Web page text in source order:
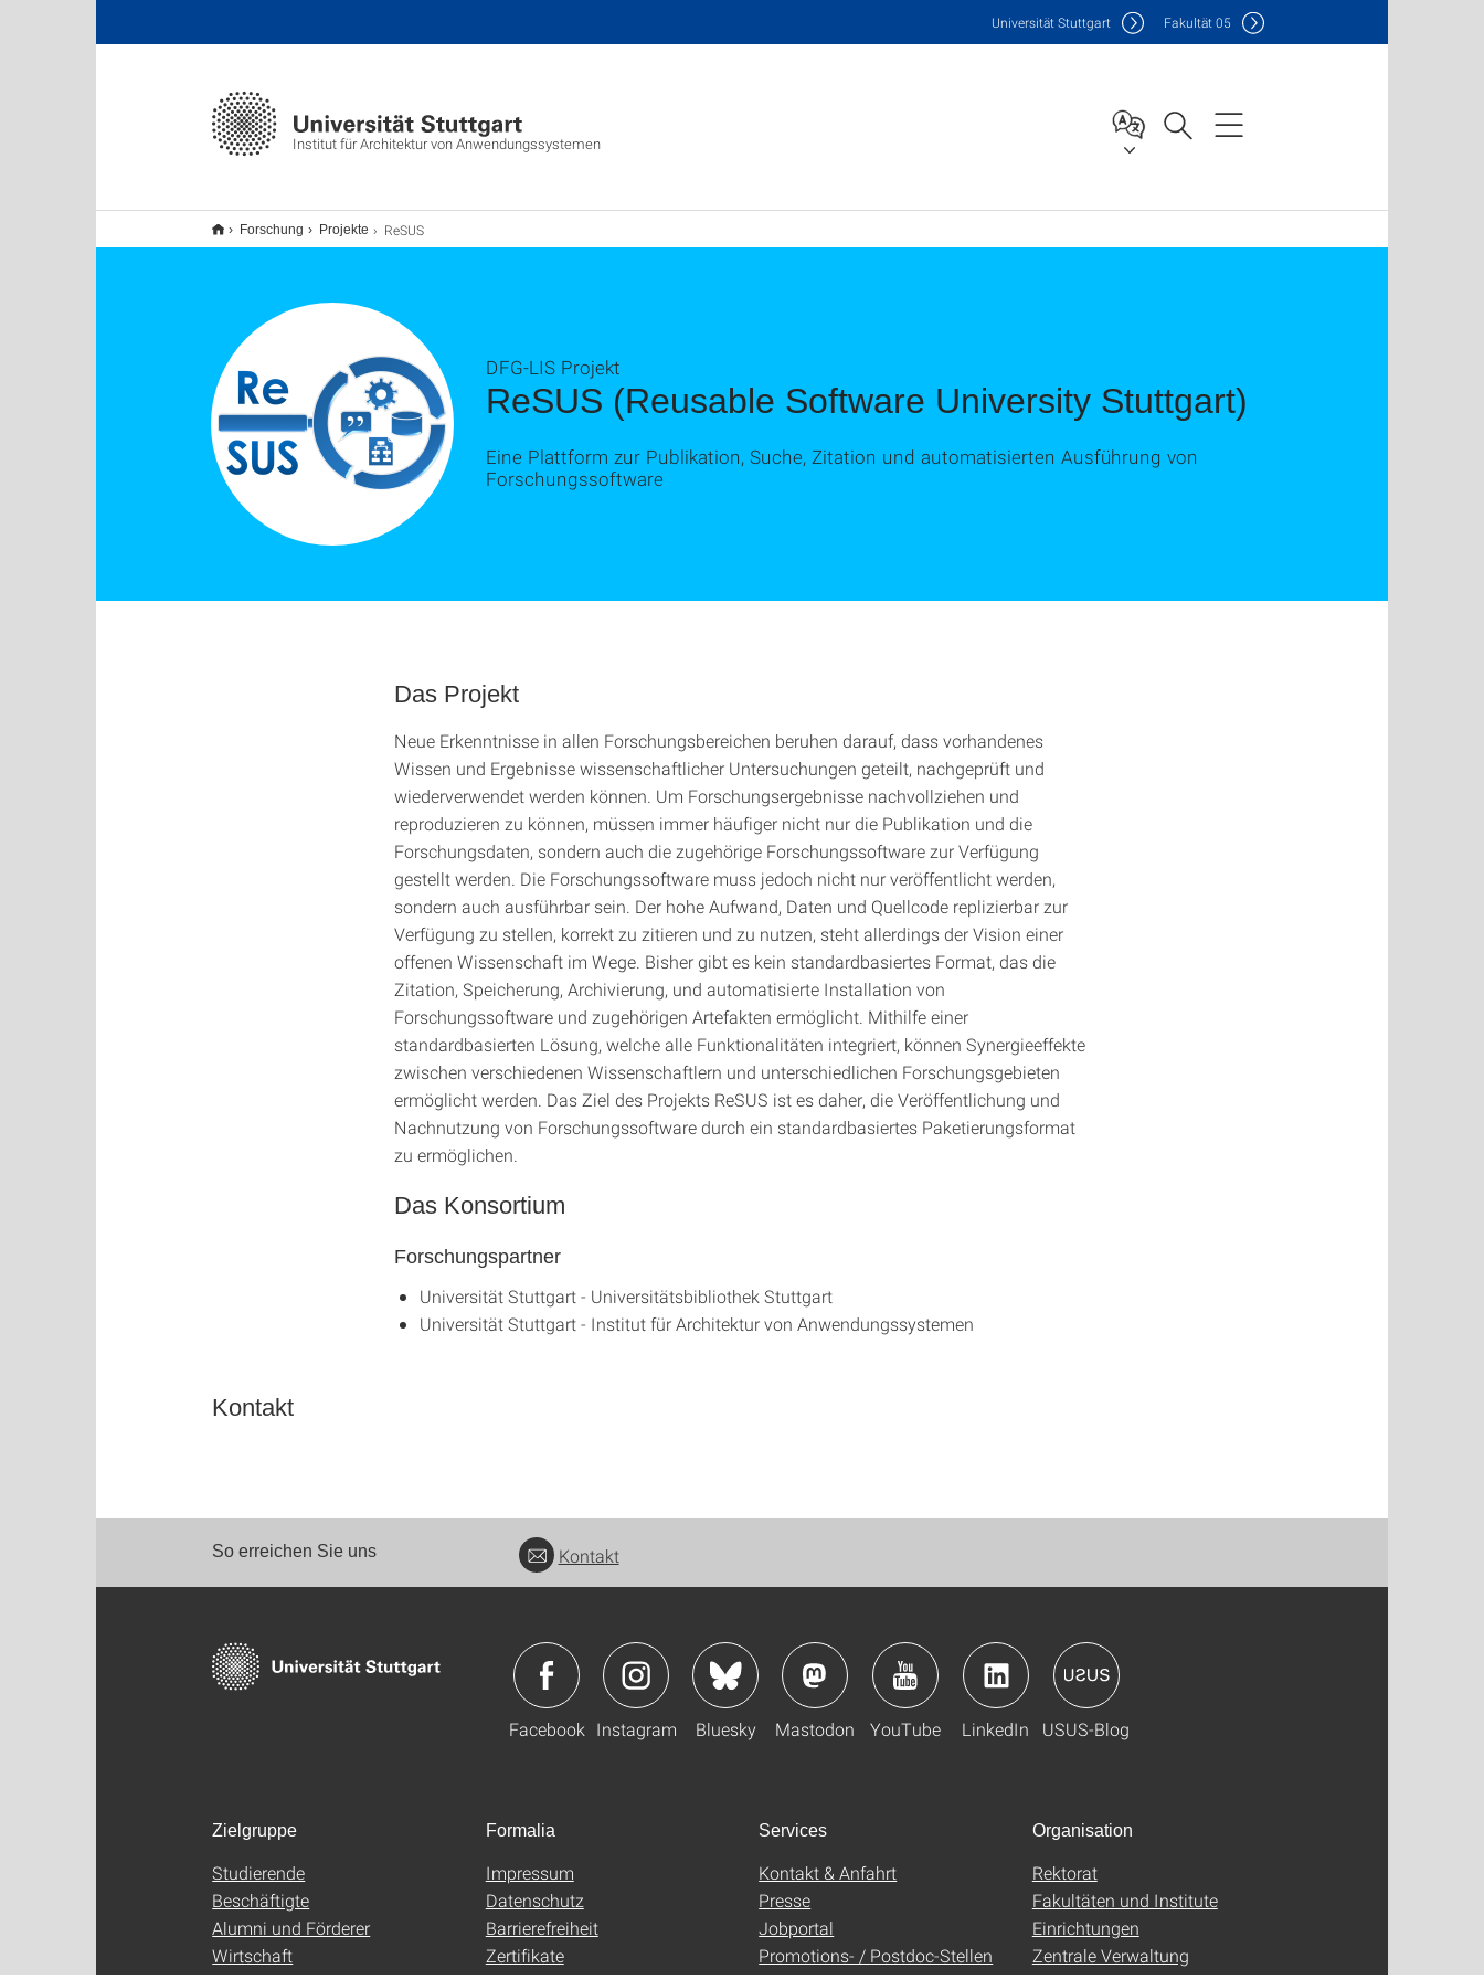
Institut für Architektur von Anwendungssystemen
Universität Stuttgart Fakultät05
Forschung Projekte ReSUS
ReSUS (Reusable Software University Stuttgart)
DFG-LIS Projekt
Eine Plattform zur Publikation, Suche, Zitation und automatisierten Ausführung von
Forschungssoftware
Das Projekt
Neue Erkenntnisse in allen Forschungsbereichen beruhen darauf, dass vorhandenes
Wissen und Ergebnisse wissenschaftlicher Untersuchungen geteilt, nachgeprüft und
wiederverwendet werden können. Um Forschungsergebnisse nachvollziehen und
reproduzieren zu können, müssen immer häufiger nicht nur die Publikation und die
Forschungsdaten, sondern auch die zugehörige Forschungssoftware zur Verfügung
gestellt werden. Die Forschungssoftware muss jedoch nicht nur veröffentlicht werden,
sondern auch ausführbar sein. Der hohe Aufwand, Daten und Quellcode replizierbar zur
Verfügung zu stellen, korrekt zu zitieren und zu nutzen, steht allerdings der Vision einer
offenen Wissenschaft im Wege. Bisher gibt es kein standardbasiertes Format, das die
Zitation, Speicherung, Archivierung, und automatisierte Installation von
Forschungssoftware und zugehörigen Artefakten ermöglicht. Mithilfe einer
standardbasierten Lösung, welche alle Funktionalitäten integriert, können Synergieeffekte
zwischen verschiedenen Wissenschaftlern und unterschiedlichen Forschungsgebieten
ermöglicht werden. Das Ziel des Projekts ReSUS ist es daher, die Veröffentlichung und
Nachnutzung von Forschungssoftware durch ein standardbasiertes Paketierungsformat
zu ermöglichen.
Das Konsortium
Forschungspartner
Universität Stuttgart - Universitätsbibliothek Stuttgart
Universität Stuttgart - Institut für Architektur von Anwendungssystemen
Kontakt
So erreichen Sie uns Kontakt
Facebook Instagram Bluesky Mastodon YouTube LinkedIn USUS-Blog
Zielgruppe
Studierende
Beschäftigte
Alumni und Förderer
Wirtschaft
Formalia
Impressum
Datenschutz
Barrierefreiheit
Zertifikate
Services
Kontakt & Anfahrt
Presse
Jobportal
Promotions- / Postdoc-Stellen
Organisation
Rektorat
Fakultäten und Institute
Einrichtungen
Zentrale Verwaltung